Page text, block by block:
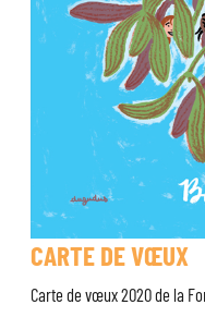
CARTE DE VŒUX
Carte de vœux 2020 de la